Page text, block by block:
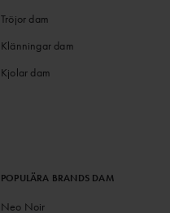
Tröjor dam
Klänningar dam
Kjolar dam
POPULÄRA BRANDS DAM
Neo Noir